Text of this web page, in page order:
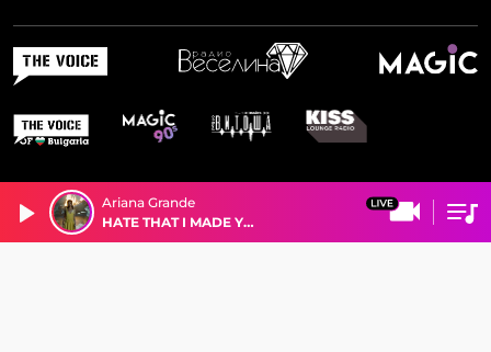
Ariana Grande
HATE THAT I MADE YOU LOVE ME